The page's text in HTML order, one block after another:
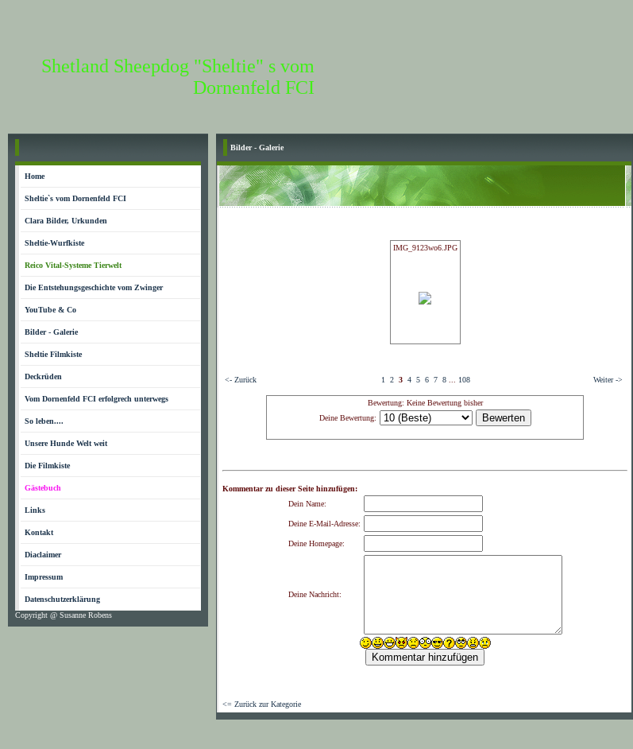
Shetland Sheepdog "Sheltie" s vom
Dornenfeld FCI
Home
Sheltie`s vom Dornenfeld FCI
Clara Bilder, Urkunden
Sheltie-Wurfkiste
Reico Vital-Systeme Tierwelt
Die Entstehungsgeschichte vom Zwinger
YouTube & Co
Bilder - Galerie
Sheltie Filmkiste
Deckrüden
Vom Dornenfeld FCI erfolgrech unterwegs
So leben....
Unsere Hunde Welt weit
Die Filmkiste
Gästebuch
Links
Kontakt
Diaclaimer
Impressum
Datenschutzerklärung
Copyright @ Susanne Robens
Bilder - Galerie
IMG_9123wo6.JPG
<- Zurück 1 2 3 4 5 6 7 8 108 Weiter ->
Bewertung: Keine Bewertung bisher
Deine Bewertung:
Kommentar zu dieser Seite hinzufügen:
Dein Name:
Deine E-Mail-Adresse:
Deine Homepage:
Deine Nachricht:
<= Zurück zur Kategorie